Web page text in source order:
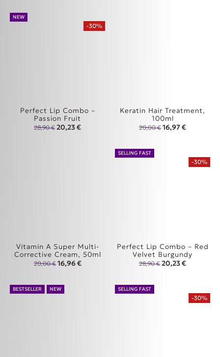
-30%
NEW
Perfect Lip Combo –
Passion Fruit
28,90€ Original price was: 28,90 €.
20,23€Η τρέχουσα τιμή είναι: 20,23 €.
Keratin Hair Treatment,
100ml
20,00€ Original price
16,97€Η
Vitamin A Super Multi-
Corrective Cream, 50ml
20,00€ Original price was: 20,00 €.
16,96€Η τρέχουσα τιμή είναι: 16,96 €.
-30%
SELLING FAST
Perfect Lip Combo – Red
Velvet Burgundy
28,90€ Original price
20,23€Η
BESTSELLER NEW
-30%
SELLING FAST